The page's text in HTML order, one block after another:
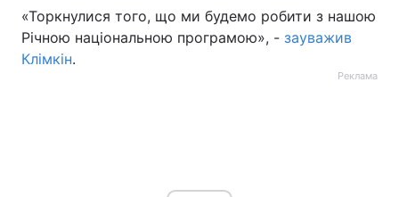
«Торкнулися того, що ми будемо робити з нашою
Річною національною програмою», - зауважив
Клімкін.
Реклама